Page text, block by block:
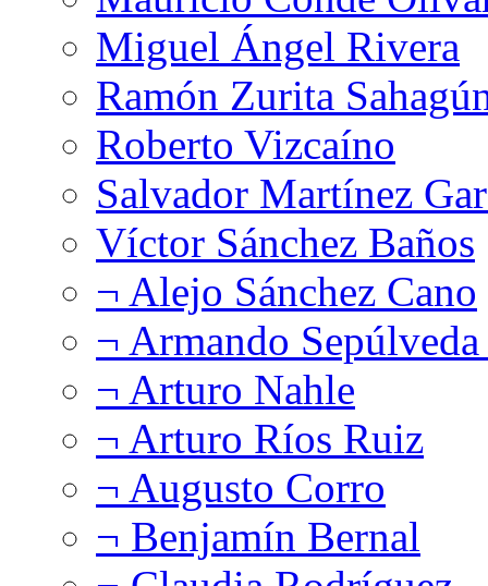
Miguel Ángel Rivera
Ramón Zurita
Roberto Vizcaíno
Salvador Martínez
Víctor Sánchez Baños
¬ Alejo Sánchez Cano
¬ Armando
¬ Arturo Nahle
¬ Arturo Ríos Ruiz
¬ Augusto Corro
¬ Benjamín Bernal